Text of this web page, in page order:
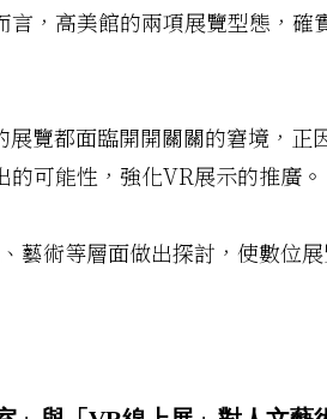
，高美館的兩項展覽型態，
覽都面臨開開關關的窘境，
可能性，強化VR展示的推廣。
藝術等層面做出探討，使數位